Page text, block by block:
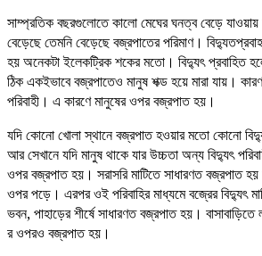
সাম্প্রতিক বছরগুলোতে কালো মেঘের ঘনত্ব বেড়ে যাওয়ায়
বেড়েছে তেমনি বেড়েছে বজ্রপাতের পরিমাণ।
হয় অনেকটা ইলেকট্রিক শকের মতো। বিদ্যুৎ প্রবাহিত
ঠিক একইভাবে বজ্রপাতেও মানুষ শক্ড হয়ে মারা যায়।
পরিবাহী। এ কারণে মানুষের ওপর বজ্রপাত হয়।
যদি কোনো খোলা স্থানে বজ্রপাত হওয়ার মতো কোনো
আর সেখানে যদি মানুষ থাকে যার উচ্চতা অন্য বিদ্যুৎ
ওপর বজ্রপাত হয়। সরাসরি মাটিতে সাধারণত বজ্রপাত হয়
ওপর পড়ে। এরপর ওই পরিবাহির মাধ্যমে বজ্রের বিদ্যুৎ
ভবন, পাহাড়ের শীর্ষে সাধারণত বজ্রপাত হয়।
র ওপরও বজ্রপাত হয়।